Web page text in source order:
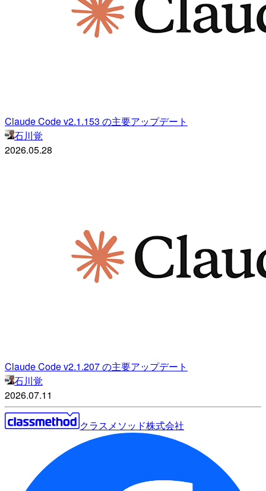
Claude Code v2.1.153 の主要アップデート
石川覚
2026.05.28
Claude Code v2.1.207 の主要アップデート
石川覚
2026.07.11
クラスメソッド株式会社